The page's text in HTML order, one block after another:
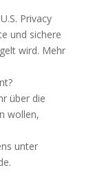
Privacy
und sichere
wird. Mehr
über die
wollen,
unter